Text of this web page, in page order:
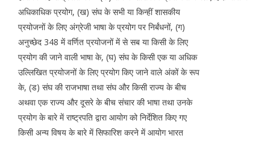
अधिकाधिक प्रयोग, (ख) संघ के सभी या किन्हीं शासकीय
प्रयोजनों के लिए अंग्रेजी भाषा के प्रयोग पर निर्बंधनों, (ग)
अनुच्छेद 348 में वर्णित प्रयोजनों में से सब या किसी के लिए
प्रयोग की जाने वाली भाषा के, (घ) संघ के किसी एक या अधिक
उल्लिखित प्रयोजनों के लिए प्रयोग किए जाने वाले अंकों के रूप
के, (ड) संघ की राजभाषा तथा संघ और किसी राज्य के बीच
अथवा एक राज्य और दूसरे के बीच संचार की भाषा तथा उनके
प्रयोग के बारे में राष्ट्रपति द्वारा आयोग को निर्देशित किए गए
किसी अन्य विषय के बारे में सिफारिश करने में आयोग भारत